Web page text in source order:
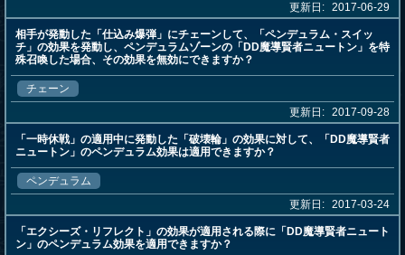
更新日: 2017-06-29
相手が発動した「仕込み爆弾」にチェーンして、「ペンデュラム・スイッ
チ」の効果を発動し、ペンデュラムゾーンの「DD魔導賢者ニュートン」を特
殊召喚した場合、その効果を無効にできますか？
チェーン
更新日: 2017-09-28
「一時休戦」の適用中に発動した「破壊輪」の効果に対して、「DD魔導賢者
ニュートン」のペンデュラム効果は適用できますか？
ペンデュラム
更新日: 2017-03-24
「エクシーズ・リフレクト」の効果が適用される際に「DD魔導賢者ニュート
ン」のペンデュラム効果を適用できますか？